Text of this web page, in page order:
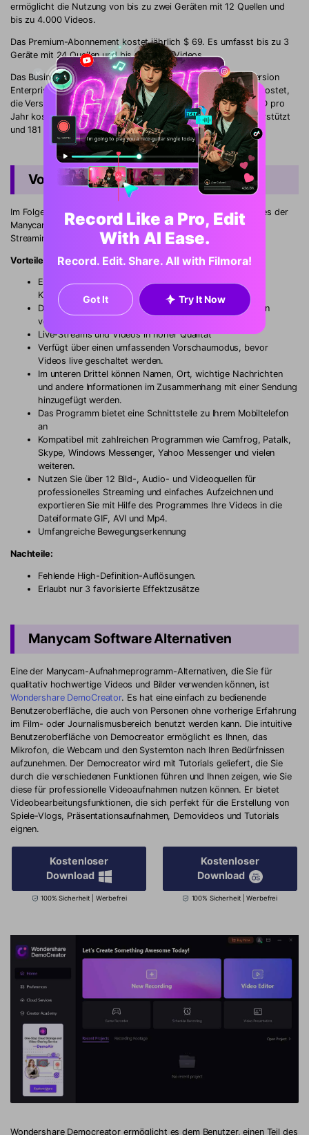
ermöglicht die Nutzung von bis zu zwei Geräten mit 12 Quellen und
bis zu 4.000 Videos.
Das Premium-Abonnement kostet jährlich $ 69. Es umfasst bis zu 3
Geräte mit 24 Quellen und bis zu 4.000 Videos.
Das Businessabo gibt es in verschiedenen Versionen - die Version
Enterprise 3, die 3 Geräte unterstützt und 102 USD pro Jahr kostet,
die Version Enterprise 5, die 5 Geräte unterstützt und 102 USD pro
Jahr kostet, und die Version Enterprise 10, die 10 Geräte unterstützt
und 181 USD kostet.
Vor- und Nachteile
Im Folgenden finden Sie einige Vor- und Nachteile des Einsatzes der
Manycam zur Verbesserung Ihrer Videoanrufe und Ihres Live-
Streaming-Erlebnisses.
Vorteile:
Ermöglicht die gleichzeitige Ausstrahlung auf mehreren
Kanälen.
Die verfügbaren Audioeffekte des Mikrofons reichen von
verzerrenden bis zu stimmverändernde Eigenschaften.
Live-Streams und Videos in hoher Qualität
Verfügt über einen umfassenden Vorschaumodus, bevor
Videos live geschaltet werden.
Im unteren Drittel können Namen, Ort, wichtige Nachrichten
und andere Informationen im Zusammenhang mit einer Sendung
hinzugefügt werden.
Das Programm bietet eine Schnittstelle zu Ihrem Mobiltelefon
an
Kompatibel mit zahlreichen Programmen wie Camfrog, Patalk,
Skype, Windows Messenger, Yahoo Messenger und vielen
weiteren.
Nutzen Sie über 12 Bild-, Audio- und Videoquellen für
professionelles Streaming und einfaches Aufzeichnen und
exportieren Sie mit Hilfe des Programmes Ihre Videos in die
Dateiformate GIF, AVI und Mp4.
Umfangreiche Bewegungserkennung
Nachteile:
Fehlende High-Definition-Auflösungen.
Erlaubt nur 3 favorisierte Effektzusätze
Manycam Software Alternativen
Eine der Manycam-Aufnahmeprogramm-Alternativen, die Sie für
qualitativ hochwertige Videos und Bilder verwenden können, ist
Wondershare DemoCreator. Es hat eine einfach zu bedienende
Benutzeroberfläche, die auch von Personen ohne vorherige Erfahrung
im Film- oder Journalismusbereich benutzt werden kann. Die intuitive
Benutzeroberfläche von Democreator ermöglicht es Ihnen, das
Mikrofon, die Webcam und den Systemton nach Ihren Bedürfnissen
aufzunehmen. Der Democreator wird mit Tutorials geliefert, die Sie
durch die verschiedenen Funktionen führen und Ihnen zeigen, wie Sie
diese für professionelle Videoaufnahmen nutzen können. Er bietet
Videobearbeitungsfunktionen, die sich perfekt für die Erstellung von
Spiele-Vlogs, Präsentationsaufnahmen, Demovideos und Tutorials
eignen.
Kostenloser
Download
100% Sicherheit | Werbefrei
Kostenloser
Download
100% Sicherheit | Werbefrei
Wondershare Democreator ermöglicht es dem Benutzer, einen Teil des
Record Like a Pro, Edit
With AI Ease.
Record. Edit. Share. All with Filmora!
Got It Try It Now